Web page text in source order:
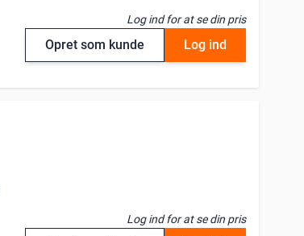
Log ind for at se din pris
Opret som kunde Log ind
Log ind for at se din pris